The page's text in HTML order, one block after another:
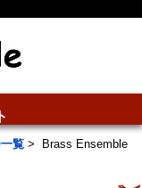
覧 >
Brass Ensemble